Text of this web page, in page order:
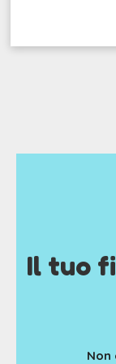
Il tuo
Non